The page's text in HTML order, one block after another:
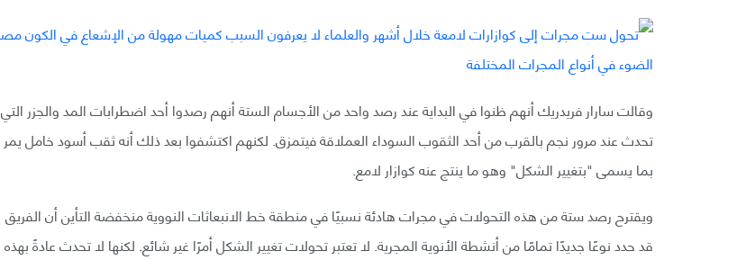
وقالت سارار فريدريك أنهم ظنوا في البداية عند رصد واحد من الأجسام الستة أنهم رصدوا أحد اضطرابات المد والجزر التي
تحدث عند مرور نجم بالقرب من أحد الثقوب السوداء العملاقة فيتمزق. لكنهم اكتشفوا بعد ذلك أنه ثقب أسود خامل يمر
بما يسمى "بتغيير الشكل" وهو ما ينتج عنه كوازار لامع.
ويقترح رصد ستة من هذه التحولات في مجرات هادئة نسبيًا في منطقة خط الانبعاثات النووية منخفضة التأين أن الفريق
قد حدد نوعًا جديدًا تمامًا من أنشطة الأنوية المجرية. لا تعتبر تحولات تغيير الشكل أمرًا غير شائع. لكنها لا تحدث عادةً بهذه